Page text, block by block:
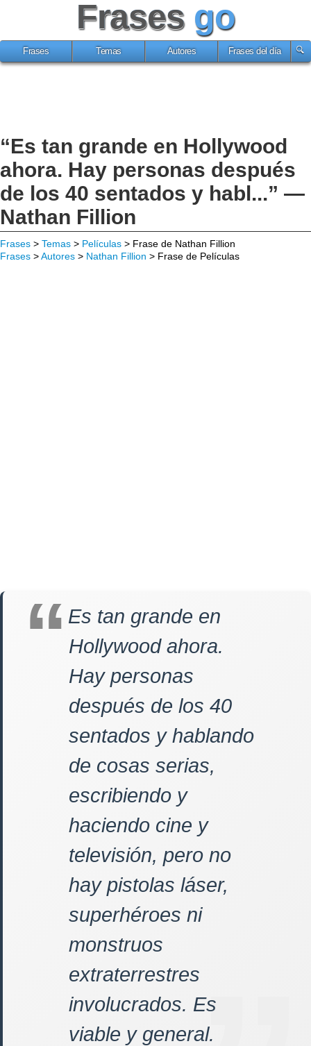
Frases go
Frases Temas Autores Frases del día
“Es tan grande en Hollywood
ahora. Hay personas después
de los 40 sentados y habl...” —
Nathan Fillion
Frases > Temas > Películas > Frase de Nathan Fillion
Frases >Autores > Nathan Fillion > Frase de Películas
Es tan grande en
Hollywood ahora.
Hay personas
después de los 40
sentados y hablando
de cosas serias,
escribiendo y
haciendo cine y
televisión, pero no
hay pistolas láser,
superhéroes ni
monstruos
extraterrestres
involucrados. Es
viable y general.